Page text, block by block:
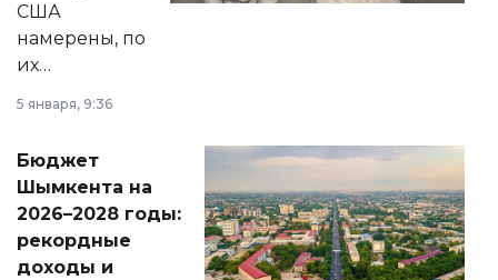
США
намерены, по
их
принести
народу
Венесуэлы.
5 января, 9:36
Бюджет
Шымкента на
2026–2028 годы:
рекордные
доходы и